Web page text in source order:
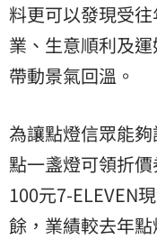
料更可以發現受
業、生意順利及
帶動景氣回溫。
為讓點燈信眾能
點一盞燈可領折
100元7-ELEVEN
餘，業績較去年